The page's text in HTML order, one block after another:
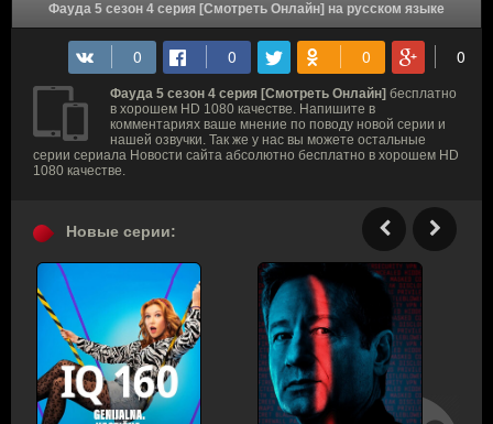
Фауда 5 сезон 4 серия [Смотреть Онлайн] на русском языке
Фауда 5 сезон 4 серия [Смотреть Онлайн] бесплатно
в хорошем HD 1080 качестве. Напишите в
комментариях ваше мнение по поводу новой серии и
нашей озвучки. Так же у нас вы можете остальные
серии сериала Новости сайта абсолютно бесплатно в хорошем HD
1080 качестве.
Новые серии: